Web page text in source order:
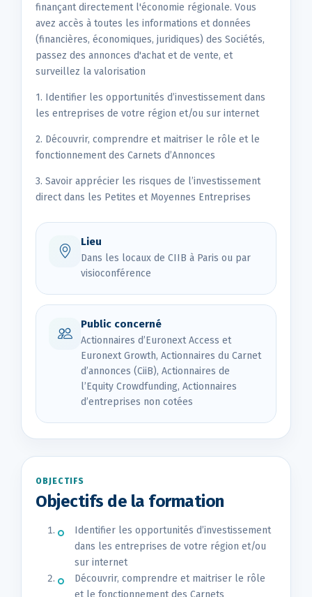
finançant directement l'économie régionale. Vous
avez accès à toutes les informations et données
(financières, économiques, juridiques) des Sociétés,
passez des annonces d'achat et de vente, et
surveillez la valorisation
1. Identifier les opportunités d’investissement dans
les entreprises de votre région et/ou sur internet
2. Découvrir, comprendre et maitriser le rôle et le
fonctionnement des Carnets d’Annonces
3. Savoir apprécier les risques de l’investissement
direct dans les Petites et Moyennes Entreprises
Lieu
Dans les locaux de CIIB à Paris ou par
visioconférence
Public concerné
Actionnaires d’Euronext Access et
Euronext Growth, Actionnaires du Carnet
d’annonces (CiiB), Actionnaires de
l’Equity Crowdfunding, Actionnaires
d’entreprises non cotées
OBJECTIFS
Objectifs de la formation
Identifier les opportunités d’investissement
dans les entreprises de votre région et/ou
sur internet
Découvrir, comprendre et maitriser le rôle
et le fonctionnement des Carnets